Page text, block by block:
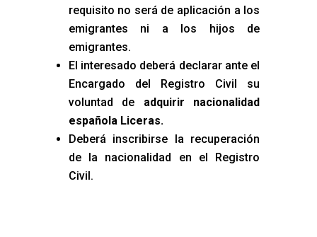
requisito no será de aplicación a los
emigrantes ni a los hijos de
emigrantes.
El interesado deberá declarar ante el
Encargado del Registro Civil su
voluntad de adquirir nacionalidad
española Liceras.
Deberá inscribirse la recuperación
de la nacionalidad en el Registro
Civil.